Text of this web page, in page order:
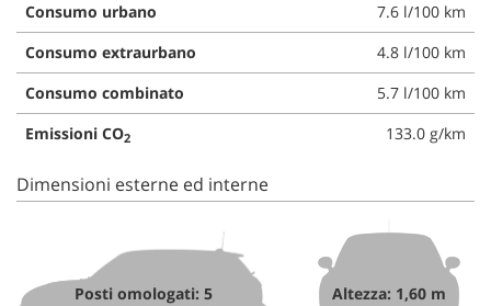
Consumo urbano
7.6 l/100 km
Consumo extraurbano
4.8 l/100 km
Consumo combinato
5.7 l/100 km
Emissioni CO2 133.0 g/km
Dimensioni esterne ed interne
Posti omologati: 5 Altezza: 1,60 m